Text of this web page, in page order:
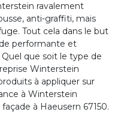
ravalement
anti-graffiti, mais
Tout cela dans le but
performante et
que soit le type de
Winterstein
à appliquer sur
à Winterstein
à Haeusern 67150.